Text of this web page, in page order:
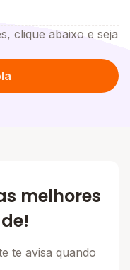
clique abaixo e seja
melhores
te avisa quando